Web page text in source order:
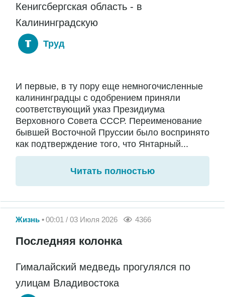
Кенигсбергская область - в
Калининградскую
Труд
И первые, в ту пору еще немногочисленные
калининградцы с одобрением приняли
соответствующий указ Президиума
Верховного Совета СССР. Переименование
бывшей Восточной Пруссии было воспринято
как подтверждение того, что Янтарный...
Читать полностью
Жизнь 00:01 / 03 Июля 2026 4366
Последняя колонка
Гималайский медведь прогулялся по
улицам Владивостока